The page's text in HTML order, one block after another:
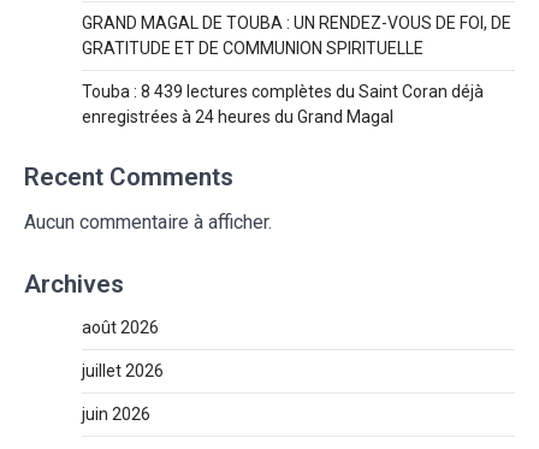
GRAND MAGAL DE TOUBA : UN RENDEZ-VOUS DE FOI, DE
GRATITUDE ET DE COMMUNION SPIRITUELLE
Touba : 8 439 lectures complètes du Saint Coran déjà
enregistrées à 24 heures du Grand Magal
Recent Comments
Aucun commentaire à afficher.
Archives
août 2026
juillet 2026
juin 2026